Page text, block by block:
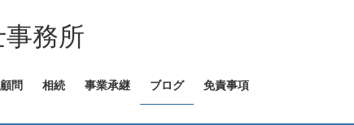
務所
問 相続 事業承継 ブログ 免責事項